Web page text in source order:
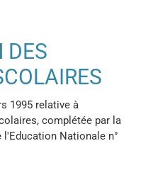
DES
1995 relative à
complétée par la
Nationale n°